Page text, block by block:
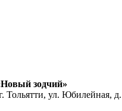
зодчий»
Тольятти, ул. Юбилейная, д.